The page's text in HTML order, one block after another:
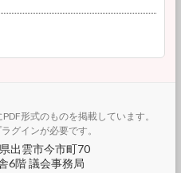
形式のものを掲載しています。
グインが必要です。
出雲市今市町70
6階 議会事務局